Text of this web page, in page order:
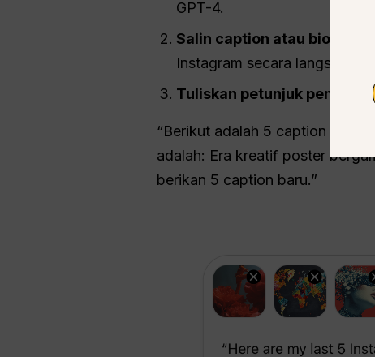
GPT-4.
Salin caption atau bio
Instagram secara langsung).
Tuliskan petunjuk
“Berikut adalah 5 caption
adalah: Era kreatif poster
berikan 5 caption baru.”